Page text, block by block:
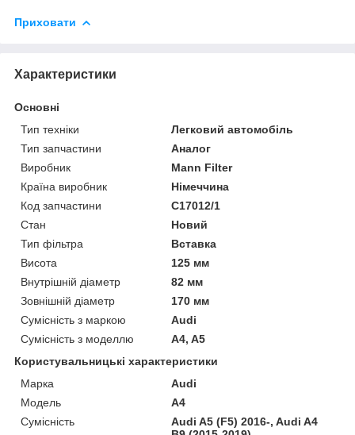
Приховати
Характеристики
Основні
Тип техніки
Легковий автомобіль
Тип запчастини
Аналог
Виробник
Mann Filter
Країна виробник
Німеччина
Код запчастини
C17012/1
Стан
Новий
Тип фільтра
Вставка
Висота
125 мм
Внутрішній діаметр
82 мм
Зовнішній діаметр
170 мм
Сумісність з маркою
Audi
Сумісність з моделлю
A4, A5
Користувальницькі характеристики
Марка
Audi
Модель
A4
Сумісність
Audi A5 (F5) 2016-, Audi A4